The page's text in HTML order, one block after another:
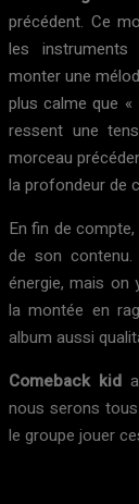
précédent. Ce
les instruments
monter une
plus calme que «
ressent une
morceau
la profondeur de
En fin de compte,
de son
énergie, mais on
la montée en
album aussi
Comeback kid
nous serons
le groupe jouer